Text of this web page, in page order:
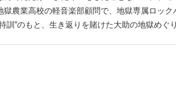
獄農業高校の軽音楽部顧問で、地獄専属ロッ
訓”のもと、生き返りを賭けた大助の地獄めぐ